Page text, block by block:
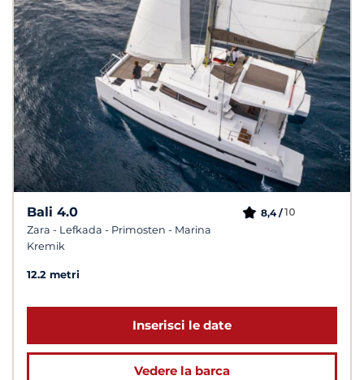
Bali 4.0
Zara - Lefkada - Primosten - Marina
Kremik
8,4 /10
12.2 metri
Inserisci le date
Vedere la barca